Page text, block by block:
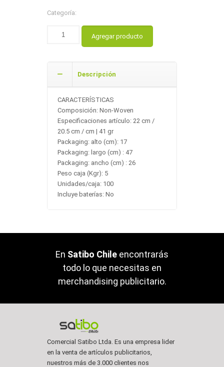
Categoría:
Agregar producto
Descripción
CARACTERÍSTICAS
Composición: Non-Woven
Especificaciones artículo: 22 cm /
20.5 cm / cm | 41 gr
Packaging: alto (cm): 17
Packaging: largo (cm) : 47
Packaging: ancho (cm) : 26
Peso caja (Kgr): 5
Unidades/caja: 100
Incluye baterías: No
En Satibo Chile encontrarás
todo lo que necesitas en
merchandising publicitario.
Comercial Satibo Ltda. Es una empresa lider
en la venta de artículos publicitarios,
nuestros más de 3.000 clientes nos